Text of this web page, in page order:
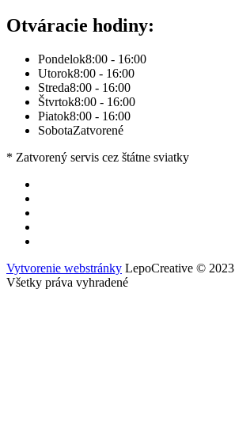
Otváracie hodiny:
Pondelok8:00 - 16:00
Utorok8:00 - 16:00
Streda8:00 - 16:00
Štvrtok8:00 - 16:00
Piatok8:00 - 16:00
SobotaZatvorené
* Zatvorený servis cez štátne sviatky
Vytvorenie webstránky LepoCreative © 2023
Všetky práva vyhradené